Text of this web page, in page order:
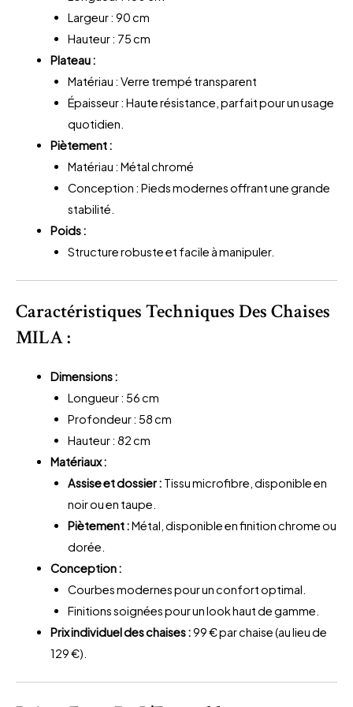
Largeur : 90 cm
Hauteur : 75 cm
Plateau :
Matériau : Verre trempé transparent
Épaisseur : Haute résistance, parfait pour un usage
quotidien.
Piètement :
Matériau : Métal chromé
Conception : Pieds modernes offrant une grande
stabilité.
Poids :
Structure robuste et facile à manipuler.
Caractéristiques Techniques Des Chaises
MILA :
Dimensions :
Longueur : 56 cm
Profondeur : 58 cm
Hauteur : 82 cm
Matériaux :
Assise et dossier : Tissu microfibre, disponible en
noir ou en taupe.
Piètement :Métal, disponible en finition chrome ou
dorée.
Conception :
Courbes modernes pour un confort optimal.
Finitions soignées pour un look haut de gamme.
Prix ​​individuel des chaises :99 € par chaise (au lieu de
129 €).